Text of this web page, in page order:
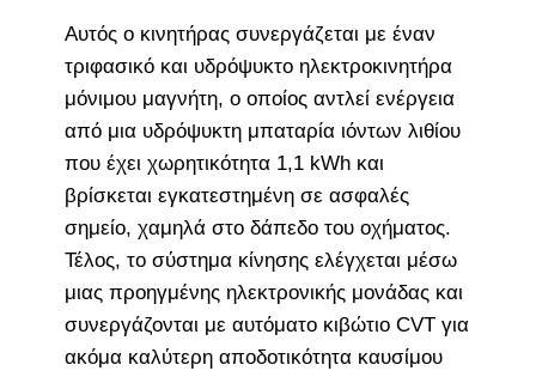
Αυτός ο κινητήρας συνεργάζεται με έναν
τριφασικό και υδρόψυκτο ηλεκτροκινητήρα
μόνιμου μαγνήτη, ο οποίος αντλεί ενέργεια
από μια υδρόψυκτη μπαταρία ιόντων λιθίου
που έχει χωρητικότητα 1,1 kWh και
βρίσκεται εγκατεστημένη σε ασφαλές
σημείο, χαμηλά στο δάπεδο του οχήματος.
Τέλος, το σύστημα κίνησης ελέγχεται μέσω
μιας προηγμένης ηλεκτρονικής μονάδας και
συνεργάζονται με αυτόματο κιβώτιο CVT για
ακόμα καλύτερη αποδοτικότητα καυσίμου